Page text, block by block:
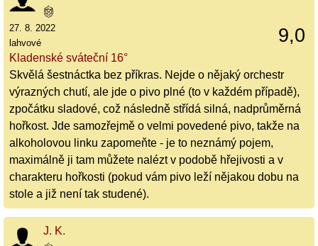
9,0
27. 8. 2022
lahvové
Kladenské sváteční 16°
Skvělá šestnáctka bez příkras. Nejde o nějaký orchestr
výrazných chutí, ale jde o pivo plné (to v každém případě),
zpočátku sladové, což následně střídá silná, nadprůměrná
hořkost. Jde samozřejmě o velmi povedené pivo, takže na
alkoholovou linku zapomeňte - je to neznámý pojem,
maximálně ji tam můžete nalézt v podobě hřejivosti a v
charakteru hořkosti (pokud vám pivo leží nějakou dobu na
stole a již není tak studené).
J. K.